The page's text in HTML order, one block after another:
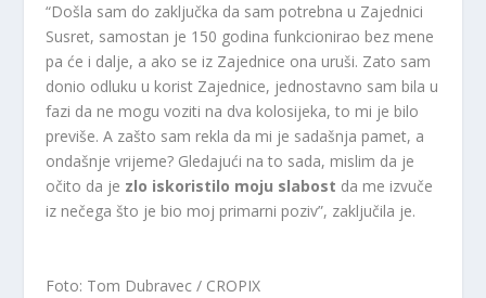
“Došla sam do zaključka da sam potrebna u Zajednici
Susret, samostan je 150 godina funkcionirao bez mene
pa će i dalje, a ako se iz Zajednice ona uruši. Zato sam
donio odluku u korist Zajednice, jednostavno sam bila u
fazi da ne mogu voziti na dva kolosijeka, to mi je bilo
previše. A zašto sam rekla da mi je sadašnja pamet, a
ondašnje vrijeme? Gledajući na to sada, mislim da je
očito da je zlo iskoristilo moju slabost da me izvuče
iz nečega što je bio moj primarni poziv”, zaključila je.
Foto: Tom Dubravec / CROPIX